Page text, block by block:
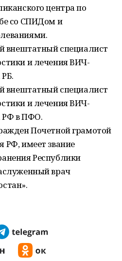
центра по
со СПИДом и
внештатный специалист
и лечения ВИЧ-
внештатный специалист
и лечения ВИЧ-
РФ в ПФО.
Почетной грамотой
РФ, имеет звание
Республики
врач